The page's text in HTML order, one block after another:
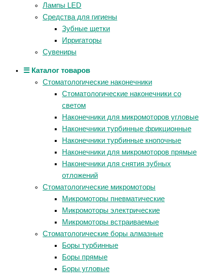
Лампы LED
Средства для гигиены
Зубные щетки
Ирригаторы
Сувениры
☰ Каталог товаров
Стоматологические наконечники
Стоматологические наконечники со
светом
Наконечники для микромоторов угловые
Наконечники турбинные фрикционные
Наконечники турбинные кнопочные
Наконечники для микромоторов прямые
Наконечники для снятия зубных
отложений
Стоматологические микромоторы
Микромоторы пневматические
Микромоторы электрические
Микромоторы встраиваемые
Стоматологические боры алмазные
Боры турбинные
Боры прямые
Боры угловые